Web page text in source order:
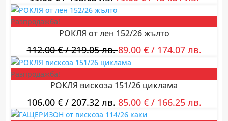
Разпродажба!
РОКЛЯ от лен 152/26 жълто
112.00€/ 219.05 лв.89.00 €/ 174.07 лв.
Разпродажба!
РОКЛЯ вискоза 151/26 циклама
106.00€/ 207.32 лв.85.00 €/ 166.25 лв.